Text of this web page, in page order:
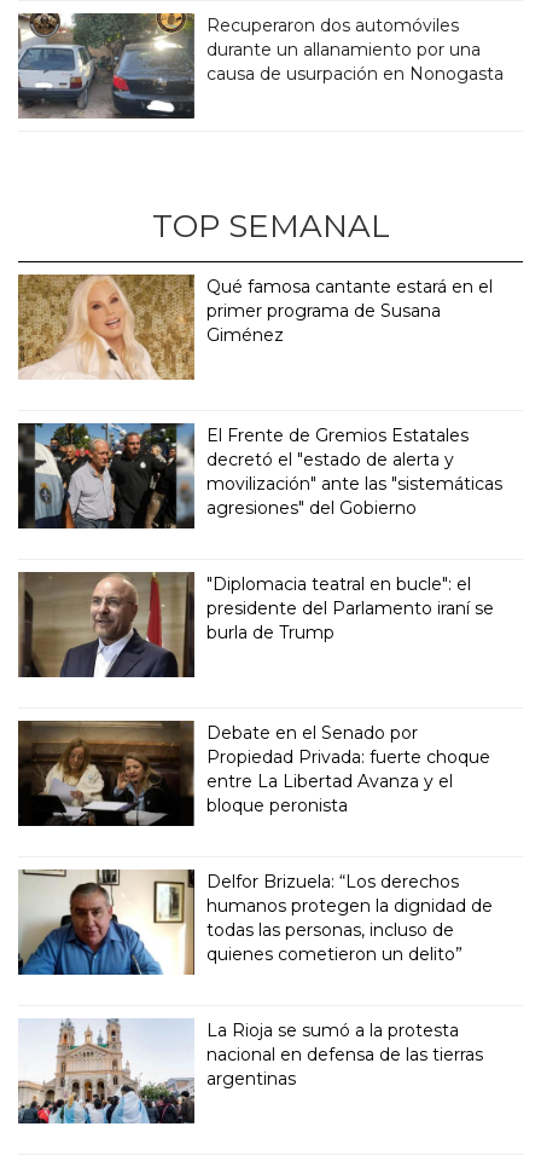
Recuperaron dos automóviles
durante un allanamiento por una
causa de usurpación en Nonogasta
TOP SEMANAL
Qué famosa cantante estará en el
primer programa de Susana
Giménez
El Frente de Gremios Estatales
decretó el "estado de alerta y
movilización" ante las "sistemáticas
agresiones" del Gobierno
"Diplomacia teatral en bucle": el
presidente del Parlamento iraní se
burla de Trump
Debate en el Senado por
Propiedad Privada: fuerte choque
entre La Libertad Avanza y el
bloque peronista
Delfor Brizuela: “Los derechos
humanos protegen la dignidad de
todas las personas, incluso de
quienes cometieron un delito”
La Rioja se sumó a la protesta
nacional en defensa de las tierras
argentinas